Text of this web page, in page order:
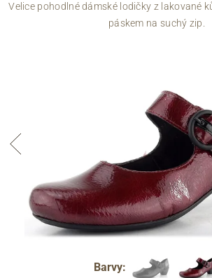
Velice pohodlné dámské lodičky z lakované
páskem na suchý zip.
Barvy: